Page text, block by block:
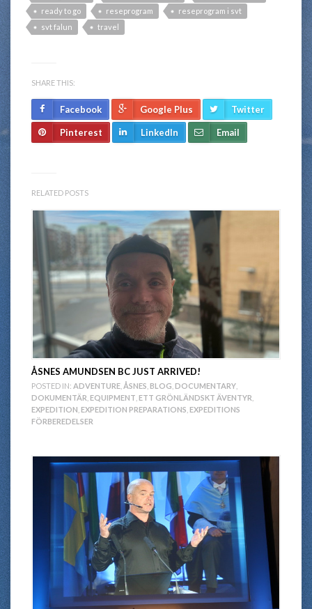
ready to go
reseprogram
reseprogram i svt
svt falun
travel
SHARE THIS:
Facebook Google Plus Twitter
Pinterest LinkedIn Email
RELATED POSTS
ÅSNES AMUNDSEN BC JUST ARRIVED!
POSTED IN: ADVENTURE ÅSNES BLOG DOCUMENTARY
DOKUMENTÄR EQUIPMENT ETT GRÖNLÄNDSKT ÄVENTYR
EXPEDITION EXPEDITION PREPARATIONS EXPEDITIONS
FÖRBEREDELSER